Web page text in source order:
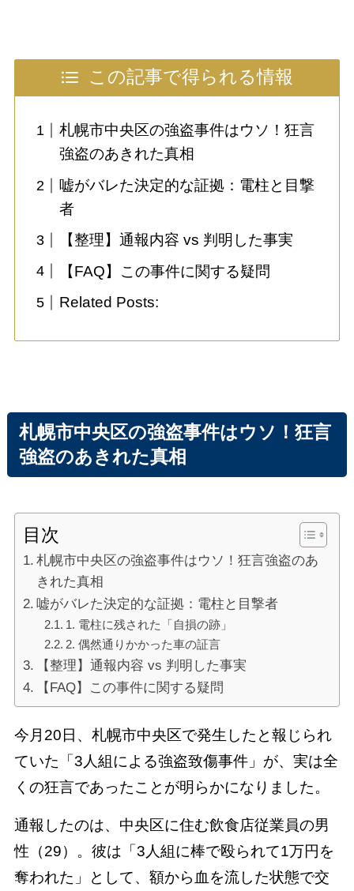
この記事で得られる情報
札幌市中央区の強盗事件はウソ！狂言
強盗のあきれた真相
嘘がバレた決定的な証拠：電柱と目撃
者
【整理】通報内容 vs 判明した事実
【FAQ】この事件に関する疑問
Related Posts:
札幌市中央区の強盗事件はウソ！狂言
強盗のあきれた真相
目次
札幌市中央区の強盗事件はウソ！狂言強盗のあ
きれた真相
嘘がバレた決定的な証拠：電柱と目撃者
1. 電柱に残された「自損の跡」
2. 偶然通りかかった車の証言
【整理】通報内容 vs 判明した事実
【FAQ】この事件に関する疑問
今月20日、札幌市中央区で発生したと報じられ
ていた「3人組による強盗致傷事件」が、実は全
くの狂言であったことが明らかになりました。
通報したのは、中央区に住む飲食店従業員の男
性（29）。彼は「3人組に棒で殴られて1万円を
奪われた」として、額から血を流した状態で交